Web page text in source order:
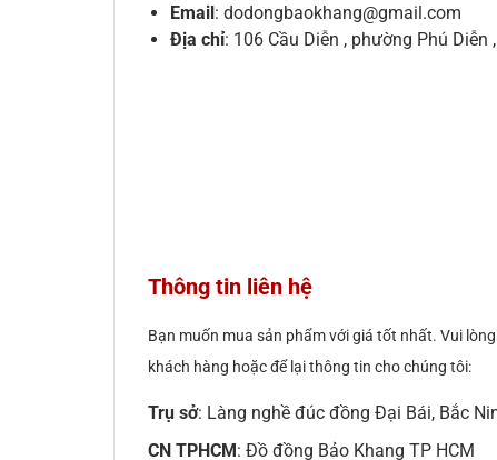
Email: dodongbaokhang@gmail.com
Địa chỉ: 106 Cầu Diễn , phường Phú Diễn
Thông tin liên hệ
Bạn muốn mua sản phẩm với giá tốt nhất. Vui
khách hàng hoặc để lại thông tin cho chúng tôi:
Trụ sở: Làng nghề đúc đồng Đại Bái, Bắc
CN TPHCM: Đồ đồng Bảo Khang TP HCM